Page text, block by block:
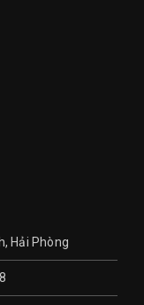
Hải Phòng